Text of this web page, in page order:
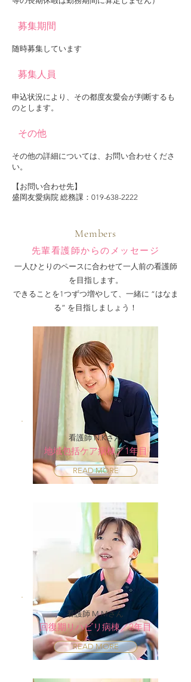
募集期間
随時募集しています
募集人員
申込状況により、その都度友愛会が判断するも
のとします。
その他
その他の詳細については、お問い合わせくださ
い。
【お問い合わせ先】
盛岡友愛病院 総務課：019-638-2222
Members
先輩看護師からのメッセージ
一人ひとりのペースに合わせて一人前の看護師
を目指します。​
できることを1つずつ増やして、一緒に “はなま
る” を目指しましょう！​
看護師 N.Kさん
地域包括ケア病棟／1年目
READ MORE
看護師 M.Mさん
回復期リハビリ病棟／2年目
READ MORE